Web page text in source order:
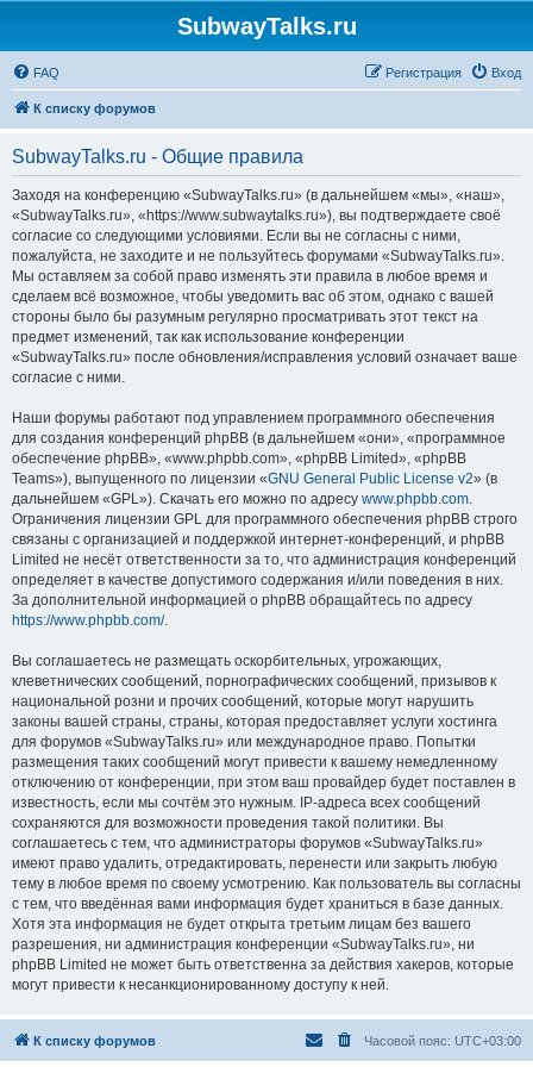
SubwayTalks.ru
FAQ Вход
Регистрация
К списку форумов
SubwayTalks.ru - Общие правила
Заходя на конференцию «SubwayTalks.ru» (в дальнейшем «мы», «наш»,
«SubwayTalks.ru», «https://www.subwaytalks.ru»), вы подтверждаете своё
согласие со следующими условиями. Если вы не согласны с ними,
пожалуйста, не заходите и не пользуйтесь форумами «SubwayTalks.ru».
Мы оставляем за собой право изменять эти правила в любое время и
сделаем всё возможное, чтобы уведомить вас об этом, однако с вашей
стороны было бы разумным регулярно просматривать этот текст на
предмет изменений, так как использование конференции
«SubwayTalks.ru» после обновления/исправления условий означает ваше
согласие с ними.
Наши форумы работают под управлением программного обеспечения
для создания конференций phpBB (в дальнейшем «они», «программное
обеспечение phpBB», «www.phpbb.com», «phpBB Limited», «phpBB
Teams»), выпущенного по лицензии «GNU General Public License v2» (в
дальнейшем «GPL»). Скачать его можно по адресу www.phpbb.com.
Ограничения лицензии GPL для программного обеспечения phpBB строго
связаны с организацией и поддержкой интернет-конференций, и phpBB
Limited не несёт ответственности за то, что администрация конференций
определяет в качестве допустимого содержания и/или поведения в них.
За дополнительной информацией о phpBB обращайтесь по адресу
https://www.phpbb.com/.
Вы соглашаетесь не размещать оскорбительных, угрожающих,
клеветнических сообщений, порнографических сообщений, призывов к
национальной розни и прочих сообщений, которые могут нарушить
законы вашей страны, страны, которая предоставляет услуги хостинга
для форумов «SubwayTalks.ru» или международное право. Попытки
размещения таких сообщений могут привести к вашему немедленному
отключению от конференции, при этом ваш провайдер будет поставлен в
известность, если мы сочтём это нужным. IP-адреса всех сообщений
сохраняются для возможности проведения такой политики. Вы
соглашаетесь с тем, что администраторы форумов «SubwayTalks.ru»
имеют право удалить, отредактировать, перенести или закрыть любую
тему в любое время по своему усмотрению. Как пользователь вы согласны
с тем, что введённая вами информация будет храниться в базе данных.
Хотя эта информация не будет открыта третьим лицам без вашего
разрешения, ни администрация конференции «SubwayTalks.ru», ни
phpBB Limited не может быть ответственна за действия хакеров, которые
могут привести к несанкционированному доступу к ней.
К списку форумов Часовой пояс: UTC+03:00